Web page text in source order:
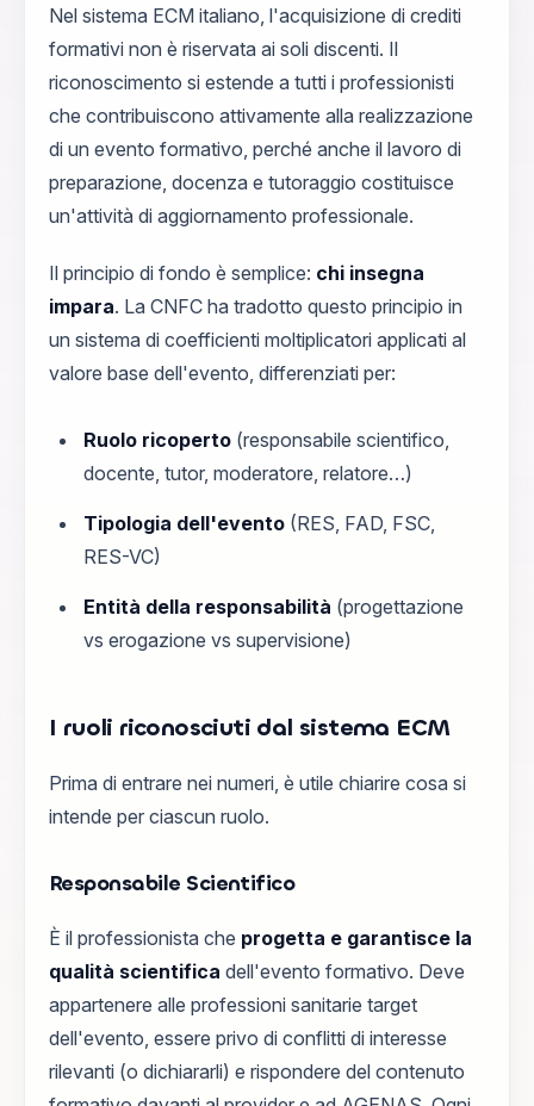
Nel sistema ECM italiano, l'acquisizione di crediti
formativi non è riservata ai soli discenti. Il
riconoscimento si estende a tutti i professionisti
che contribuiscono attivamente alla realizzazione
di un evento formativo, perché anche il lavoro di
preparazione, docenza e tutoraggio costituisce
un'attività di aggiornamento professionale.
Il principio di fondo è semplice: chi insegna
impara. La CNFC ha tradotto questo principio in
un sistema di coefficienti moltiplicatori applicati al
valore base dell'evento, differenziati per:
Ruolo ricoperto(responsabile scientifico,
docente, tutor, moderatore, relatore…)
Tipologia dell'evento(RES, FAD, FSC,
RES-VC)
Entità della responsabilità (progettazione
vs erogazione vs supervisione)
I ruoli riconosciuti dal sistema ECM
Prima di entrare nei numeri, è utile chiarire cosa si
intende per ciascun ruolo.
Responsabile Scientifico
È il professionista che progetta e garantisce la
qualità scientifica dell'evento formativo. Deve
appartenere alle professioni sanitarie target
dell'evento, essere privo di conflitti di interesse
rilevanti (o dichiararli) e rispondere del contenuto